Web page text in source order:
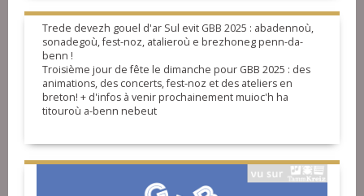
Trede devezh gouel d'ar Sul evit GBB 2025 : abadennoù,
sonadegoù, fest-noz, atalieroù e brezhoneg penn-da-
benn !
Troisième jour de fête le dimanche pour GBB 2025 : des
animations, des concerts, fest-noz et des ateliers en
breton! + d'infos à venir prochainement muioc'h ha
titouroù a-benn nebeut